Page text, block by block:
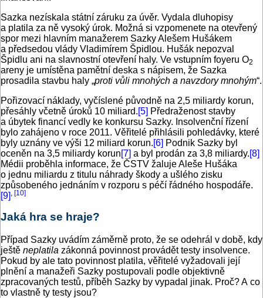
Sazka nezískala státní záruku za úvěr. Vydala dluhopisy
a platila za ně vysoký úrok. Možná si vzpomenete na otevřený
spor mezi hlavním manažerem Sazky Alešem Hušákem
a předsedou vlády Vladimírem Špidlou. Hušák nepozval
Špidlu ani na slavnostní otevření haly. Ve vstupním foyeru O2
areny je umístěna pamětní deska s nápisem, že Sazka
prosadila stavbu haly „proti vůli mnohých a navzdory mnohým“.
Pořizovací náklady, vyčíslené původně na 2,5 miliardy korun,
přesáhly včetně úroků 10 miliard.[5] Předraženost stavby
a úbytek financí vedly ke konkursu Sazky. Insolvenční řízení
bylo zahájeno v roce 2011. Věřitelé přihlásili pohledávky, které
byly uznány ve výši 12 miliard korun.[6] Podnik Sazky byl
oceněn na 3,5 miliardy korun[7] a byl prodán za 3,8 mi­li­ardy.[8]
Médii proběhla informace, že ČSTV žaluje Aleše Hušáka
o jednu miliardu z titulu náhrady škody a ušlého zisku
způsobeného jednáním v rozporu s péčí řádného hospodáře.
[9] [10]
Jaká hra se hraje?
Případ Sazky uvádím záměrně proto, že se odehrál v době, kdy
ještě neplatila zákonná povinnost provádět testy insolvence.
Pokud by ale tato povinnost platila, věřitelé vyžadovali její
plnění a manažeři Sazky postupovali podle objektivně
zpracovaných testů, příběh Sazky by vypadal jinak. Proč? A co
to vlastně ty testy jsou?